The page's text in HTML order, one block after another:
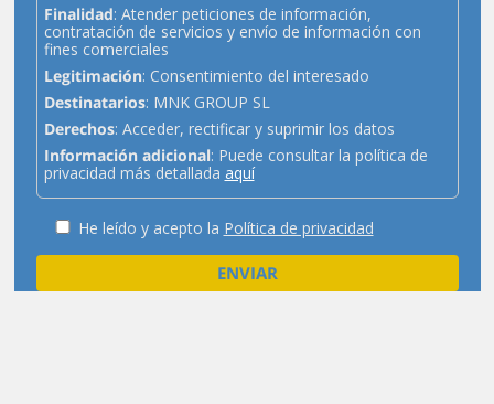
Finalidad: Atender peticiones de información,
contratación de servicios y envío de información con
fines comerciales
Legitimación: Consentimiento del interesado
Destinatarios: MNK GROUP SL
Derechos: Acceder, rectificar y suprimir los datos
Información adicional: Puede consultar la política de
privacidad más detallada aquí
He leído y acepto la Política de privacidad